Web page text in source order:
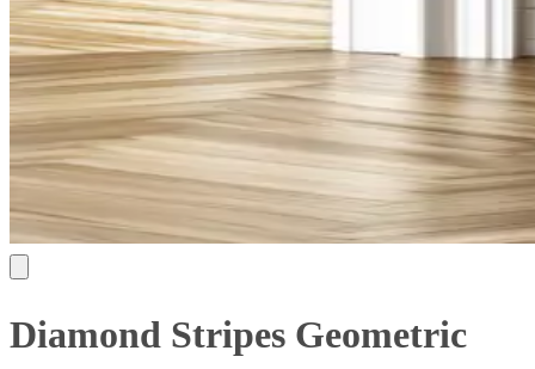
Diamond Stripes Geometric